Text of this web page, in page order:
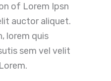
of Lorem Ipsn
auctor aliquet.
lorem quis
sem vel velit